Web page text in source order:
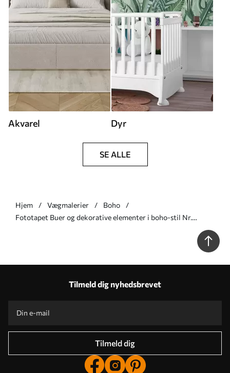
Akvarel Dyr
SE ALLE
Hjem Vægmalerier
Boho
Fototapet Buer og dekorative elementer i boho-stil Nr.
Tilmeld dig nyhedsbrevet
Tilmeld dig